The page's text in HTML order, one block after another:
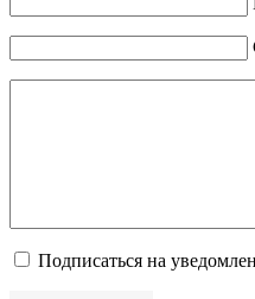
Подписаться на